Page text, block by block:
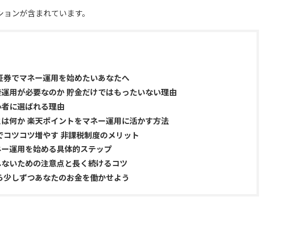
ンが含まれています。
券でマネー運用を始めたいあなたへ
用が必要なのか 貯金だけではもったいない理由
に選ばれる理由
何か 楽天ポイントをマネー運用に活かす方法
コツコツ増やす 非課税制度のメリット
運用を始める具体的ステップ
いための注意点と長く続けるコツ
少しずつあなたのお金を働かせよう